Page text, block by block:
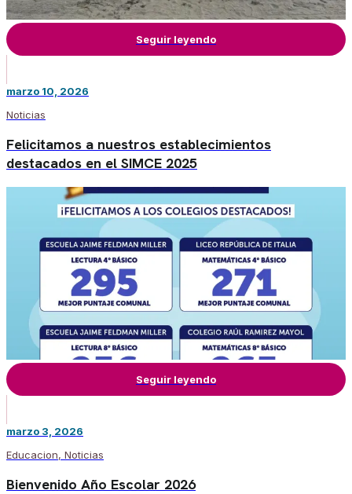
Seguir leyendo
marzo 10, 2026
Noticias
Felicitamos a nuestros establecimientos
destacados en el SIMCE 2025
Seguir leyendo
marzo 3, 2026
Educacion, Noticias
Bienvenido Año Escolar 2026